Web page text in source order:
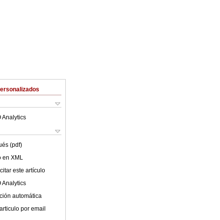
Analytics
(pdf)
en XML
este artículo
Analytics
automática
por email